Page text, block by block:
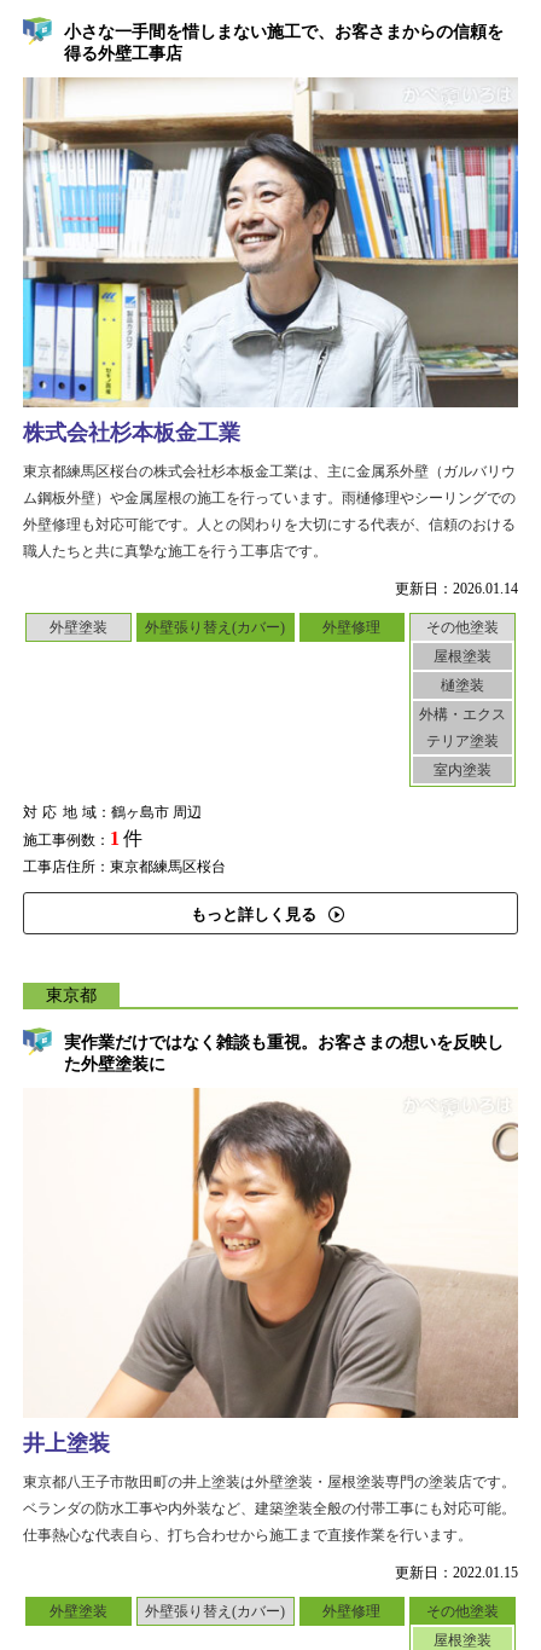
小さな一手間を惜しまない施工で、お客さまからの信頼を
得る外壁工事店
更新日：2026.01.14
外壁塗装 外壁張り替え(カバー) 外壁修理
その他塗装
屋根塗装
樋塗装
外構・エクス
テリア塗装
室内塗装
対応地域：鶴ヶ島市 周辺
施工事例数： 1 件
工事店住所：東京都練馬区桜台
もっと詳しく見る
株式会社杉本板金工業
東京都練馬区桜台の株式会社杉本板金工業は、主に金属系外壁（ガルバリウ
ム鋼板外壁）や金属屋根の施工を行っています。雨樋修理やシーリングでの
外壁修理も対応可能です。人との関わりを大切にする代表が、信頼のおける
職人たちと共に真摯な施工を行う工事店です。
東京都
実作業だけではなく雑談も重視。お客さまの想いを反映し
た外壁塗装に
更新日：2022.01.15
外壁塗装 外壁張り替え(カバー) 外壁修理
その他塗装
屋根塗装
井上塗装
東京都八王子市散田町の井上塗装は外壁塗装・屋根塗装専門の塗装店です。
ベランダの防水工事や内外装など、建築塗装全般の付帯工事にも対応可能。
仕事熱心な代表自ら、打ち合わせから施工まで直接作業を行います。